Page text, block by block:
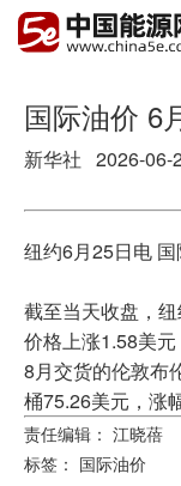
国际油价 6
新华社 2026-06-
纽约6月25日电 国
截至当天收盘，
价格上涨1.58美
8月交货的伦敦布
桶75.26美元，涨
责任编辑： 江晓蓓
标签： 国际油价